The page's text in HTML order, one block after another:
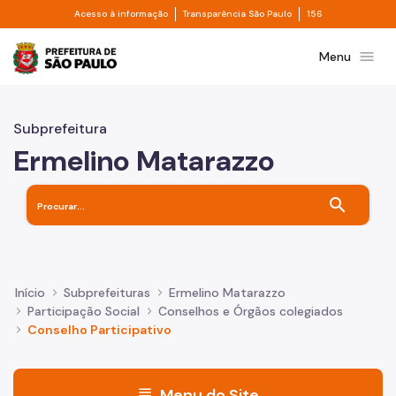
Pular para o Conteúdo principal
Acesso à informação Divisor de acesso à informação
Transparência São Paulo Divisor de
156
Prefeitura de São PauloMenu menu
Subprefeitura
Ermelino Matarazzo
search
Início Subprefeituras
Ermelino Matarazzo
Participação Social
Conselhos e Órgãos colegiados
Conselho Participativo
menu